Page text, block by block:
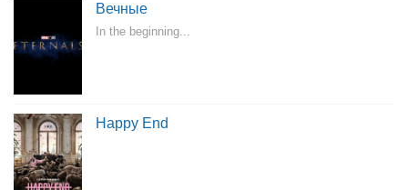
Вечные
In the beginning...
Happy End